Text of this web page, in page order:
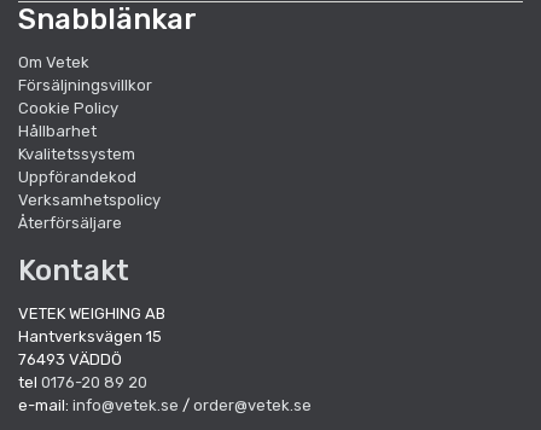
Snabblänkar
Om Vetek
Försäljningsvillkor
Cookie Policy
Hållbarhet
Kvalitetssystem
Uppförandekod
Verksamhetspolicy
Återförsäljare
Kontakt
VETEK WEIGHING AB
Hantverksvägen 15
76493 VÄDDÖ
tel 0176-20 89 20
e-mail: info@vetek.se / order@vetek.se